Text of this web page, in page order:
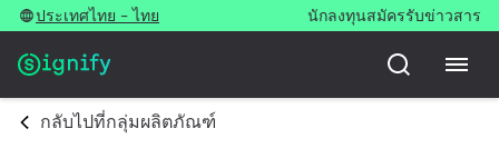
ประเทศไทย - ไทย นักลงทุนสมัครรับข่าวสาร
กลับไปที่กลุ่มผลิตภัณฑ์